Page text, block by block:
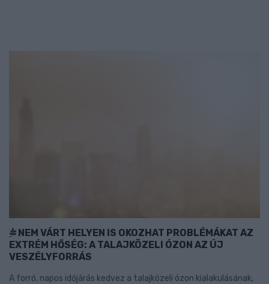
NEM VÁRT HELYEN IS OKOZHAT PROBLÉMÁKAT AZ
EXTRÉM HŐSÉG: A TALAJKÖZELI ÓZON AZ ÚJ
VESZÉLYFORRÁS
A forró, napos időjárás kedvez a talajközeli ózon kialakulásának,